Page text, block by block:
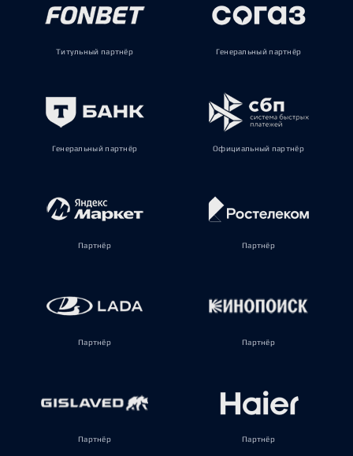
Титульный партнёр Генеральный партнёр
Генеральный партнёр Официальный партнёр
Партнёр Партнёр
Партнёр Партнёр
Партнёр Партнёр